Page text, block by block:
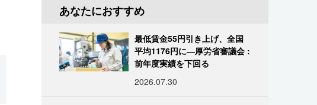
あなたにおすすめ
最低賃金55円引き上げ、全国
平均1176円に―厚労省審議会 :
前年度実績を下回る
2026.07.30